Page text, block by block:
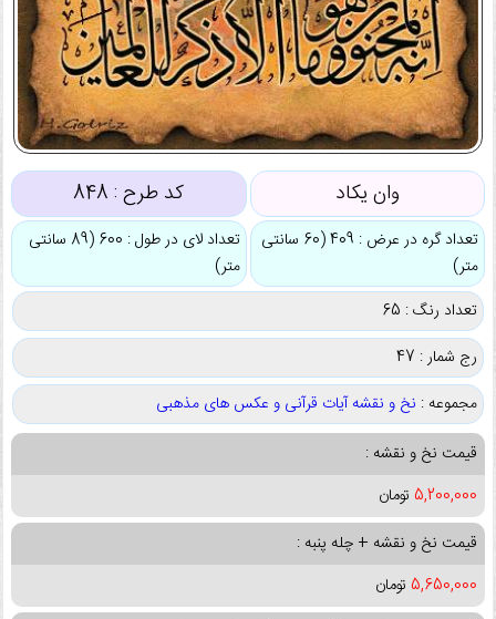
وان یکاد کد طرح : 848
تعداد گره در عرض : 409 (60 سانتی
متر)
تعداد لای در طول : 600 (89 سانتی
متر)
تعداد رنگ : 65
رج شمار : 47
مجموعه : نخ و نقشه آیات قرآنی و عکس های مذهبی
قیمت نخ و نقشه :
5,200,000 تومان
قیمت نخ و نقشه + چله پنبه :
5,650,000 تومان